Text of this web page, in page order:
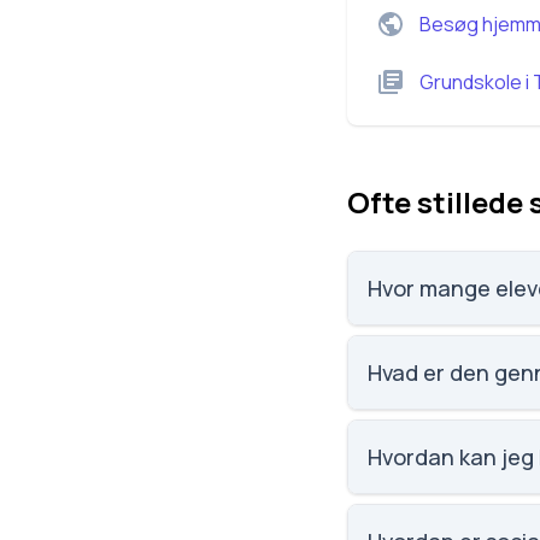
Besøg
Grundskolei
Ofte stillede
Hvor mange
Skærbæk Realskole
Hvad er den
Hvordan kan
Email: